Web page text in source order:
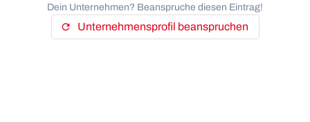
Dein Unternehmen? Beanspruche diesen Eintrag!
refresh Unternehmensprofil beanspruchen